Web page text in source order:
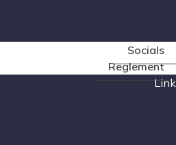
Socials
Reglement